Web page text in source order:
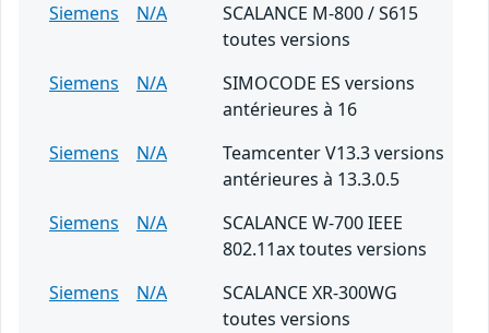
Siemens
N/A
SCALANCE M-800 / S615
toutes versions
Siemens
N/A
SIMOCODE ES versions
antérieures à 16
Siemens
N/A
Teamcenter V13.3 versions
antérieures à 13.3.0.5
Siemens
N/A
SCALANCE W-700 IEEE
802.11ax toutes versions
Siemens
N/A
SCALANCE XR-300WG
toutes versions